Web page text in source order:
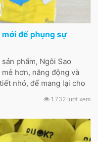
mới để phụng sự
phẩm, Ngôi Sao
hơn, năng động và
nhỏ, để mang lại cho
1.732 lượt xem